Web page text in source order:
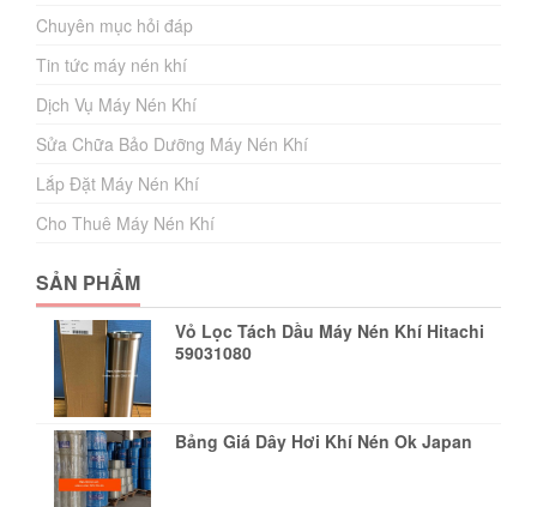
Chuyên mục hỏi đáp
Tin tức máy nén khí
Dịch Vụ Máy Nén Khí
Sửa Chữa Bảo Dưỡng Máy Nén Khí
Lắp Đặt Máy Nén Khí
Cho Thuê Máy Nén Khí
SẢN PHẨM
Vỏ Lọc Tách Dầu Máy Nén Khí Hitachi
59031080
Bảng Giá Dây Hơi Khí Nén Ok Japan